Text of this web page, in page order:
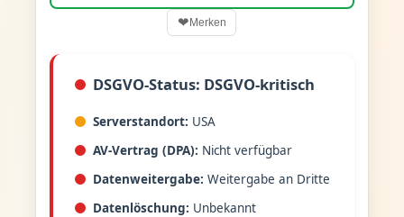
❤Merken
DSGVO-Status: DSGVO-kritisch
Serverstandort: USA
AV-Vertrag (DPA): Nicht verfügbar
Datenweitergabe: Weitergabe an Dritte
Datenlöschung: Unbekannt